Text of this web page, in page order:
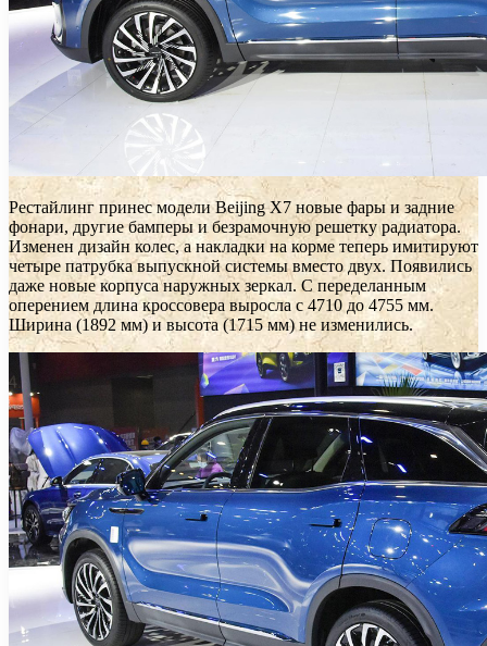
Рестайлинг принес модели Beijing X7 новые фары и задние
фонари, другие бамперы и безрамочную решетку радиатора.
Изменен дизайн колес, а накладки на корме теперь имитируют
четыре патрубка выпускной системы вместо двух. Появились
даже новые корпуса наружных зеркал. С переделанным
оперением длина кроссовера выросла с 4710 до 4755 мм.
Ширина (1892 мм) и высота (1715 мм) не изменились.